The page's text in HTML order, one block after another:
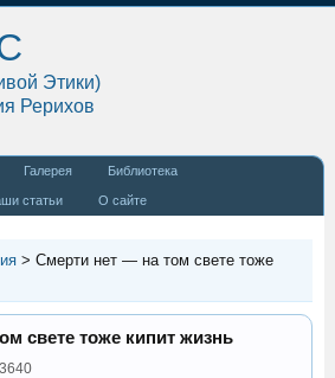
Этики)
Рерихов
Галерея Библиотека
статьи О сайте
>Смерти нет — на том свете тоже
свете тоже кипит жизнь